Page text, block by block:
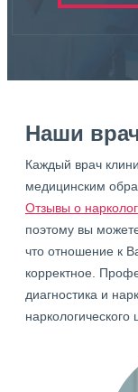
Наши
Каждый врач
медицинским
Отзывы о
поэтому вы
что отношение к
корректное.
диагностика и
наркологического